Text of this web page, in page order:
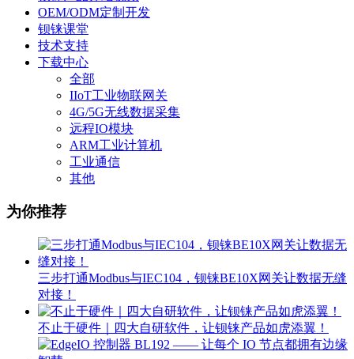
OEM/ODM定制开发
钡铼课堂
技术支持
下载中心
全部
IIoT工业物联网关
4G/5G无线数据采集
远程IO模块
ARM工业计算机
工业通信
其他
为你推荐
三步打通Modbus与IEC104，钡铼BE10X网关让数据无缝
对接！
不止于硬件｜四大自研软件，让钡铼产品如虎添翼！